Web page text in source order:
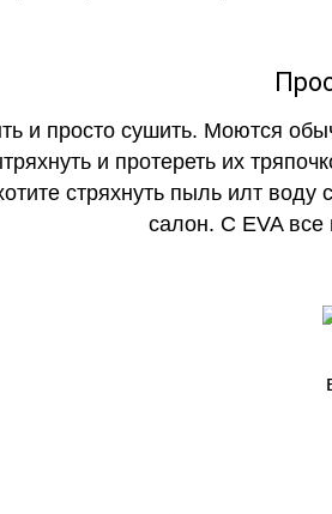
и просто сушить. Моются
и протереть их
стряхнуть пыль илт воду
салон. С EVA все